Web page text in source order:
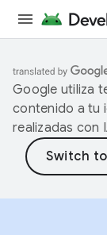
Google utiliza
contenido a tu
realizadas con